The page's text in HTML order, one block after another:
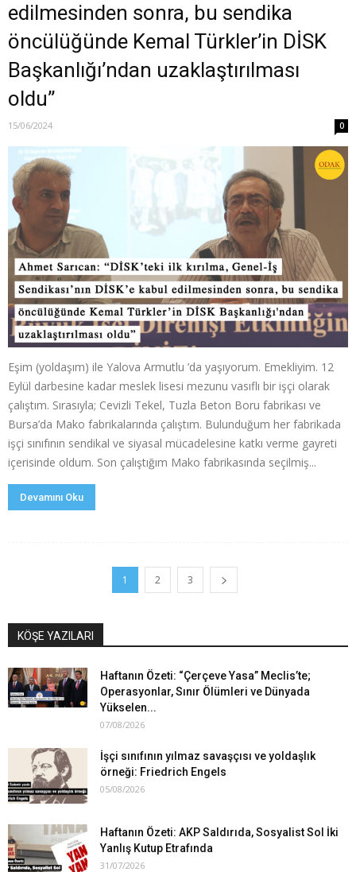
edilmesinden sonra, bu sendika
öncülüğünde Kemal Türkler’in DİSK
Başkanlığı’ndan uzaklaştırılması
oldu”
15/06/2024 0
Eşim (yoldaşım) ile Yalova Armutlu ’da yaşıyorum. Emekliyim. 12
Eylül darbesine kadar meslek lisesi mezunu vasıflı bir işçi olarak
çalıştım. Sırasıyla; Cevizli Tekel, Tuzla Beton Boru fabrikası ve
Bursa’da Mako fabrikalarında çalıştım. Bulunduğum her fabrikada
işçi sınıfının sendikal ve siyasal mücadelesine katkı verme gayreti
içerisinde oldum. Son çalıştığım Mako fabrikasında seçilmiş...
Devamını Oku
1 2 3
KÖŞE YAZILARI
Haftanın Özeti: “Çerçeve Yasa” Meclis’te;
Operasyonlar, Sınır Ölümleri ve Dünyada
Yükselen...
07/08/2026
İşçi sınıfının yılmaz savaşçısı ve yoldaşlık
örneği: Friedrich Engels
05/08/2026
Haftanın Özeti: AKP Saldırıda, Sosyalist Sol İki
Yanlış Kutup Etrafında
31/07/2026